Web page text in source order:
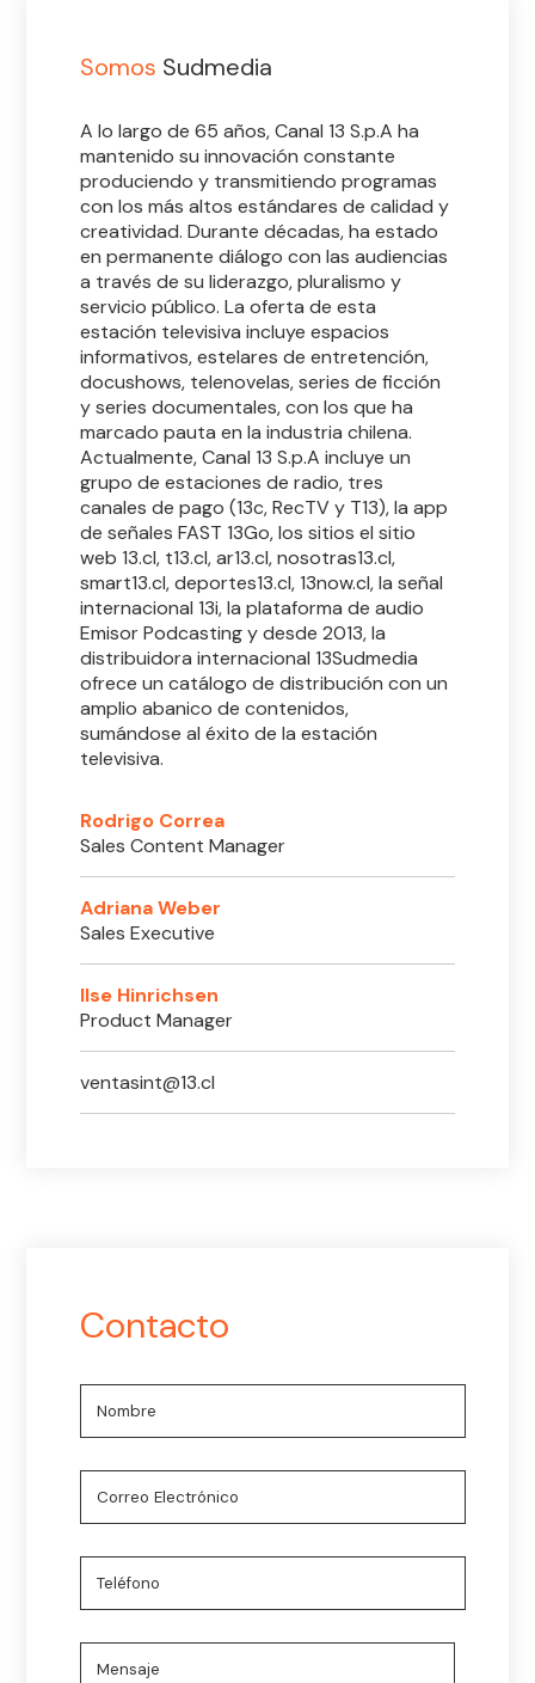
Somos Sudmedia
A lo largo de 65 años, Canal 13 S.p.A ha
mantenido su innovación constante
produciendo y transmitiendo programas
con los más altos estándares de calidad y
creatividad. Durante décadas, ha estado
en permanente diálogo con las audiencias
a través de su liderazgo, pluralismo y
servicio público. La oferta de esta
estación televisiva incluye espacios
informativos, estelares de entretención,
docushows, telenovelas, series de ficción
y series documentales, con los que ha
marcado pauta en la industria chilena.
Actualmente, Canal 13 S.p.A incluye un
grupo de estaciones de radio, tres
canales de pago (13c, RecTV y T13), la app
de señales FAST 13Go, los sitios el sitio
web 13.cl, t13.cl, ar13.cl, nosotras13.cl,
smart13.cl, deportes13.cl, 13now.cl, la señal
internacional 13i, la plataforma de audio
Emisor Podcasting y desde 2013, la
distribuidora internacional 13Sudmedia
ofrece un catálogo de distribución con un
amplio abanico de contenidos,
sumándose al éxito de la estación
televisiva.
Rodrigo Correa
Sales Content Manager
Adriana Weber
Sales Executive
Ilse Hinrichsen
Product Manager
ventasint@13.cl
Contacto